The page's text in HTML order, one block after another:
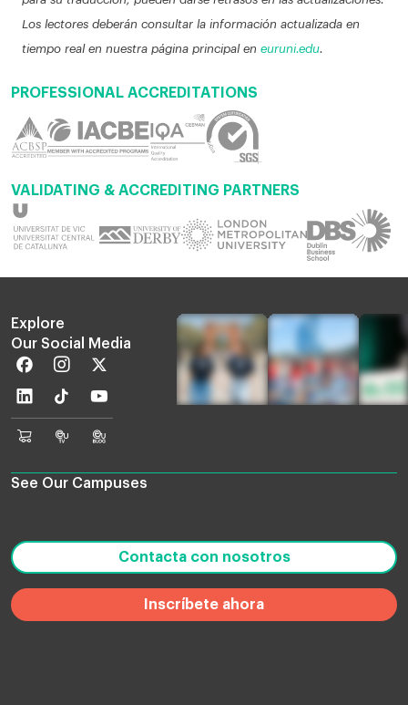
Los lectores deberán consultar la información actualizada en
tiempo real en nuestra página principal en euruni.edu.
PROFESSIONAL ACCREDITATIONS
VALIDATING & ACCREDITING PARTNERS
Explore
Our Social Media
Facebook
Instagram
Twitter
Linkedin
TikTokYoutube
EU
Shop
Euruni
EU
See Our Campuses
Contacta con nosotros
Inscríbete ahora